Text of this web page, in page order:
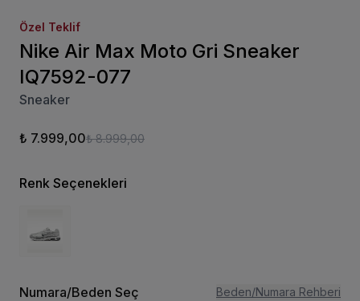
Özel Teklif
Nike Air Max Moto Gri Sneaker
IQ7592-077
Sneaker
₺ 7.999,00₺ 8.999,00
Renk Seçenekleri
Numara/Beden Seç Beden/Numara Rehberi